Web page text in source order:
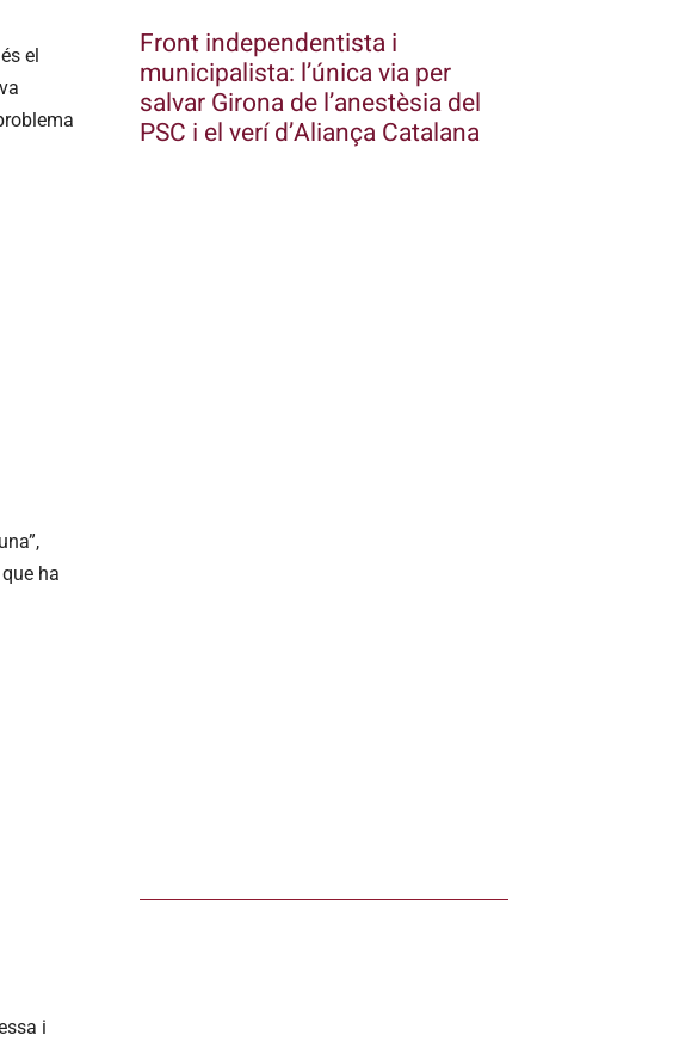
el
ha
i
Front independentista i
municipalista: l’única via per
salvar Girona de l’anestèsia del
PSC i el verí d’Aliança Catalana